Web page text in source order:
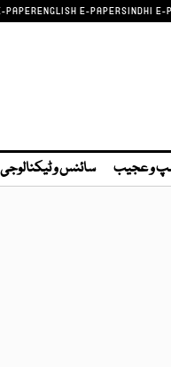
PAPERENGLISH E-PAPERSINDHI E-
و عجیب سائنس و ٹیکنالوجی